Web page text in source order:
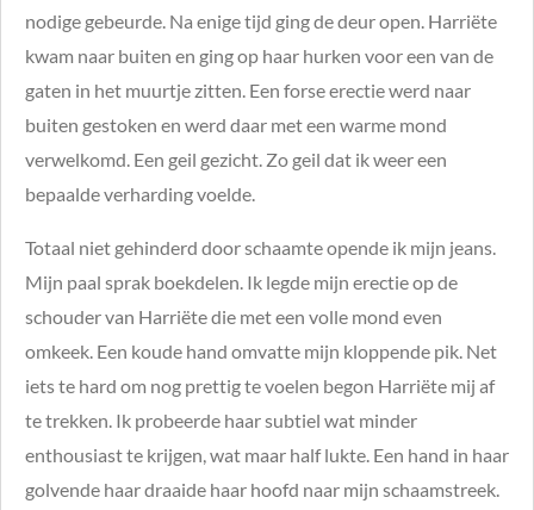
nodige gebeurde. Na enige tijd ging de deur open. Harriëte
kwam naar buiten en ging op haar hurken voor een van de
gaten in het muurtje zitten. Een forse erectie werd naar
buiten gestoken en werd daar met een warme mond
verwelkomd. Een geil gezicht. Zo geil dat ik weer een
bepaalde verharding voelde.
Totaal niet gehinderd door schaamte opende ik mijn jeans.
Mijn paal sprak boekdelen. Ik legde mijn erectie op de
schouder van Harriëte die met een volle mond even
omkeek. Een koude hand omvatte mijn kloppende pik. Net
iets te hard om nog prettig te voelen begon Harriëte mij af
te trekken. Ik probeerde haar subtiel wat minder
enthousiast te krijgen, wat maar half lukte. Een hand in haar
golvende haar draaide haar hoofd naar mijn schaamstreek.